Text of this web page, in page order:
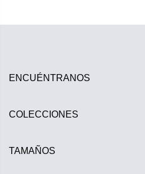
ENCUÉNTRANOS
COLECCIONES
TAMAÑOS